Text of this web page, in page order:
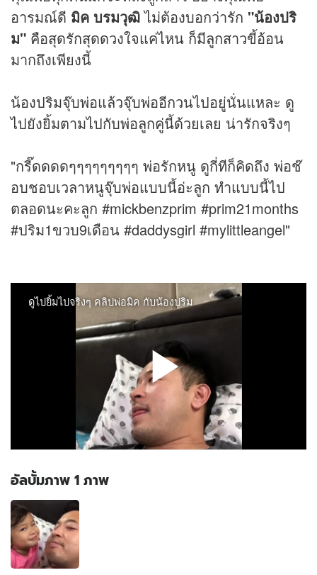
อารมณ์ดี มิค บรมวุฒิไม่ต้องบอกว่ารัก "น้องปริ
ม" คือสุดรักสุดดวงใจแค่ไหน ก็มีลูกสาวขี้อ้อน
มากถึงเพียงนี้
น้องปริมจุ๊บพ่อแล้วจุ๊บพ่ออีกวนไปอยู่นั่นแหละ ดู
ไปยังยิ้มตามไปกับพ่อลูกคู่นี้ด้วยเลย น่ารักจริงๆ
"กรี๊ดดดดๆๆๆๆๆๆๆๆๆ พ่อรักหนู ดูกี่ทีก็คิดถึง พ่อช๊
อบชอบเวลาหนูจุ๊บพ่อแบบนี้อ่ะลูก ทำแบบนี้ไป
ตลอดนะคะลูก #mickbenzprim #prim21months
#ปริม1ขวบ9เดือน #daddysgirl #mylittleangel"
อัลบั้มภาพ 1 ภาพ
อัลบั้ม
ภาพ
1
ภาพ
ของ